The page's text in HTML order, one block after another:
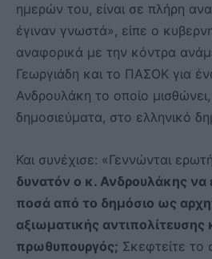
ημερών του, είναι σε πλήρη
έγιναν γνωστά», είπε ο
αναφορικά με την κόντρα
Γεωργιάδη και το ΠΑΣΟΚ για
Ανδρουλάκη το οποίο
δημοσιεύματα, στο ελληνικό
Και συνέχισε: «Γεννώνται
δυνατόν ο κ. Ανδρουλάκης να
ποσά από το δημόσιο ως
αξιωματικής αντιπολίτευσης
πρωθυπουργός; Σκεφτείτε το